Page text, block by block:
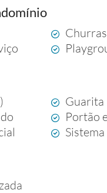
Guarita
Portão